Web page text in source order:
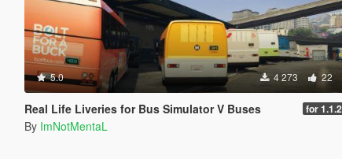
5.0 4 273 22
Real Life Liveries for Bus Simulator V Buses for 1.1.2
By ImNotMentaL